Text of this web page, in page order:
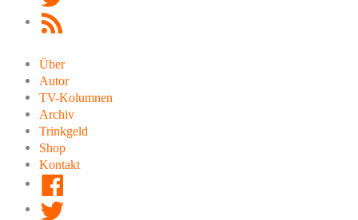
Über
Autor
TV-Kolumnen
Archiv
Trinkgeld
Shop
Kontakt